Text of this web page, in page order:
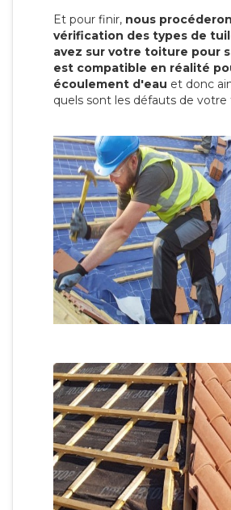
Et pour finir, nous
vérification des types de
avez sur votre toiture pour
est compatible en réalité
écoulement d'eau et donc
quels sont les défauts de votre